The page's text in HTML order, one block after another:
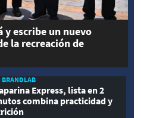
y escribe un nuevo
la recreación de
BRANDLAB
Express, lista en 2
combina practicidad y